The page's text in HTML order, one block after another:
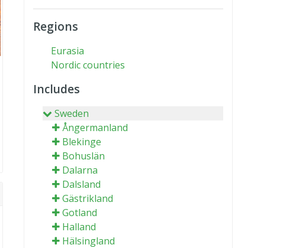
Regions
Eurasia
Nordic countries
Includes
Sweden
Ångermanland
Blekinge
Bohuslän
Dalarna
Dalsland
Gästrikland
Gotland
Halland
Hälsingland